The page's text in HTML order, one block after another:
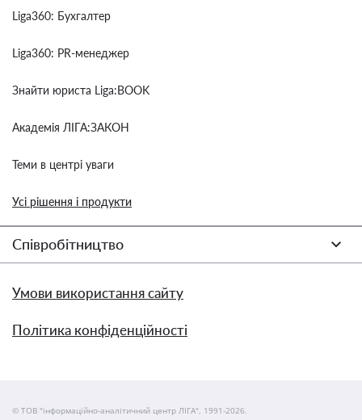
Liga360: Бухгалтер
Liga360: PR-менеджер
Знайти юриста Liga:BOOK
Академія ЛІГА:ЗАКОН
Теми в центрі уваги
Усі рішення і продукти
Співробітництво
Умови використання сайту
Політика конфіденційності
© ТОВ "інформаційно-аналітичний центр ЛІГА", 1991-2026.